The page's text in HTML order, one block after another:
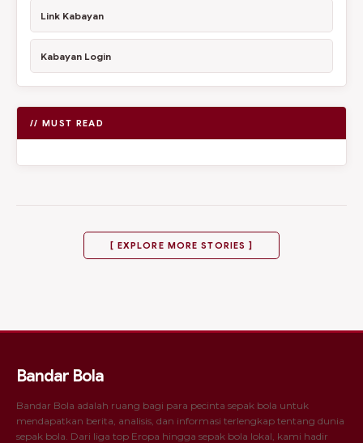
Link Kabayan
Kabayan Login
// MUST READ
[ EXPLORE MORE STORIES ]
Bandar Bola
Bandar Bola adalah ruang bagi para pecinta sepak bola untuk
mendapatkan berita, analisis, dan informasi terlengkap tentang dunia
sepak bola. Dari liga top Eropa hingga sepak bola lokal, kami hadir